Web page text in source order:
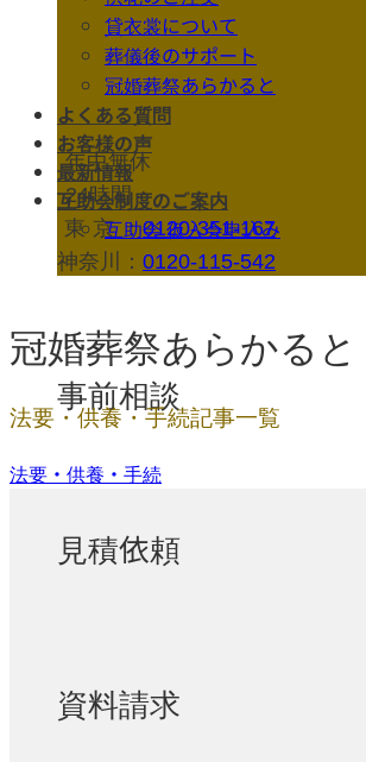
年中無休
24時間
東京：0120-351-167
神奈川： 0120-115-542
事前相談
見積依頼
資料請求
貸衣裳について
葬儀後のサポート
冠婚葬祭あらかると
よくある質問
お客様の声
最新情報
互助会制度のご案内
互助会 仮入会申込み
冠婚葬祭あらかると
法要・供養・手続記事一覧
法要・供養・手続